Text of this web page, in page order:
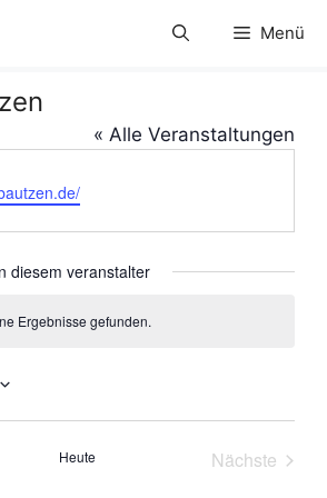
Menü
« Alle Veranstaltungen
diesem veranstalter
Ergebnisse gefunden.
Heute
Nächste